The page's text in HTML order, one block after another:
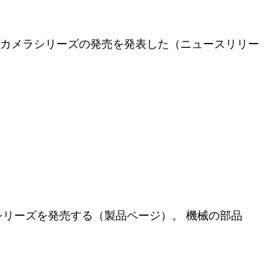
メラシリーズの発売を発表した（ニュースリリー
リーズを発売する（製品ページ）。 機械の部品